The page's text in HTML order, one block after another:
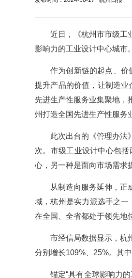
近日，《杭州市市级工
影响力的工业设计中心城市。
作为创新链的起点、价
提升产品的价值，让制造业
先进生产性服务业集聚地，
州打造全国先进生产性服务
此次出台的《管理办法
次。市级工业设计中心包
心，另一种是面向市场需求
从制造向服务延伸，正
域，杭州是实力派选手之一
在全国、全省都处于领先地
市经信局数据显示，杭
分别增长109%、25%。其
锚定“具有全球影响力